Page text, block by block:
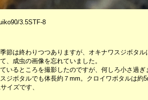
3.5STF-8
節は終わりつつありますが、オキナワスジボタ
、成虫の画像を忘れていました。
いるところを撮影したのですが、何しろ小さ過ぎ
ジボタルでも体長約７mm。クロイワボタルは約
イズです、